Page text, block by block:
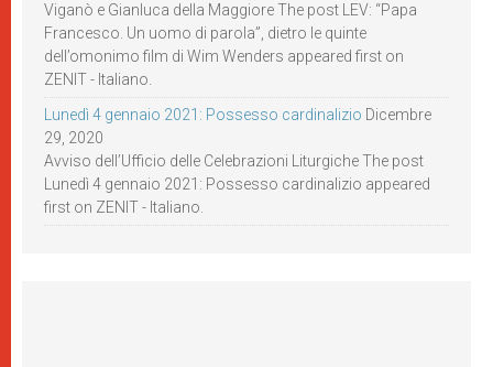
Viganò e Gianluca della Maggiore The post LEV: “Papa
Francesco. Un uomo di parola”, dietro le quinte
dell’omonimo film di Wim Wenders appeared first on
ZENIT - Italiano.
Lunedì 4 gennaio 2021: Possesso cardinalizio Dicembre
29, 2020
Avviso dell’Ufficio delle Celebrazioni Liturgiche The post
Lunedì 4 gennaio 2021: Possesso cardinalizio appeared
first on ZENIT - Italiano.